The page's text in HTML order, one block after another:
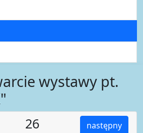
wystawy pt.
następny
26